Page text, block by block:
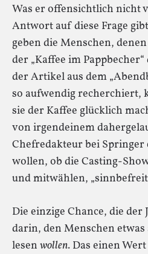
Was er offensichtlich nicht
Antwort auf diese Frage
geben die Menschen,
der „Kaffee im
der Artikel aus dem
so aufwendig recherchiert,
sie der Kaffee glücklich
von irgendeinem
Chefredakteur bei Springer
wollen, ob die Casting-
und mitwählen,
Die einzige Chance, die
darin, den Menschen etwas
lesen wollen. Das einen